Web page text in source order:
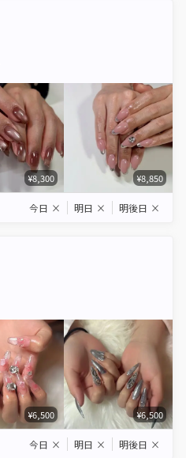
¥8,300 ¥8,850
今日 × 明日 × 明後日 ×
¥6,500 ¥6,500
今日 × 明日 × 明後日 ×